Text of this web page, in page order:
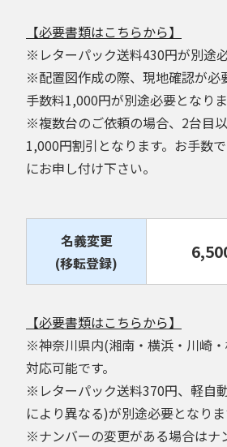
【必要書類はこちらから】
※レターパック送料430円が別途必
※配置図作成の際、現地確認が必
手数料1,000円が別途必要となりま
※複数台のご依頼の場合、2台目
1,000円割引となります。お手数
にお申し付け下さい。
名義変更
(移転登録)
【必要書類はこちらから】
※神奈川県内(湘南・横浜・川崎
対応可能です。
※レターパック送料370円、軽自
により異なる)が別途必要となりま
※ナンバーの変更がある場合はナ